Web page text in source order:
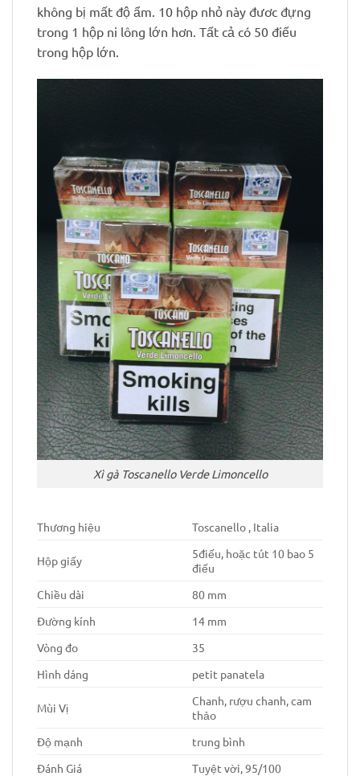
không bị mất độ ẩm. 10 hộp nhỏ này đươc đựng
trong 1 hộp ni lông lớn hơn. Tất cả có 50 điếu
trong hộp lớn.
Xì gà Toscanello Verde Limoncello
Thương hiệu Toscanello , Italia
Hộp giấy
5điếu, hoặc tút 10 bao 5
điếu
Chiều dài
80 mm
Đường kính
14 mm
Vòng đo
35
Hình dáng
petit panatela
Mùi Vị
Chanh, rượu chanh, cam
thảo
Độ mạnh
trung bình
Đánh Giá
Tuyệt vời, 95/100